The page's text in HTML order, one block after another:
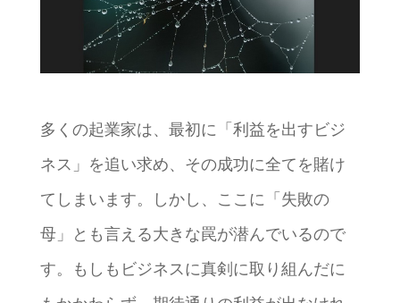
多くの起業家は、最初に「利益を出すビジ
ネス」を追い求め、その成功に全てを賭け
てしまいます。しかし、ここに「失敗の
母」とも言える大きな罠が潜んでいるので
す。もしもビジネスに真剣に取り組んだに